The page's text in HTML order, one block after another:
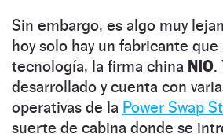
Sin embargo, es algo muy
hoy solo hay un fabricante
tecnología, la firma china NIO.
desarrollado y cuenta con
operativas de la Power Swap
suerte de cabina donde se